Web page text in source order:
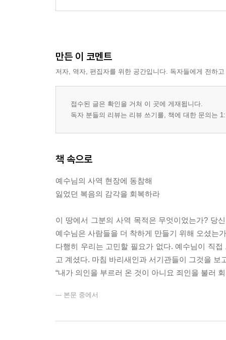
만든 이 코멘트
저자, 역자, 편집자를 위한 공간입니다. 독자들에게 전하
접수된 글은 확인을 거쳐 이 곳에 게재됩니다.
독자 분들의 리뷰는 리뷰 쓰기를, 책에 대한 문의는
책 속으로
예수님의 사역 현장에 동참해
잃었던 복음의 감각을 회복하라
이 땅에서 그분의 사역 목적은 무엇이었는가? 당
예수님은 사람들을 더 착하게 만들기 위해 오셨는
다행히 우리는 고민할 필요가 없다. 예수님이 직
고 계셨다. 마침 바리새인과 서기관들이 그것을
“내가 의인을 부르러 온 것이 아니요 죄인을 불러
--- 본문 중에서